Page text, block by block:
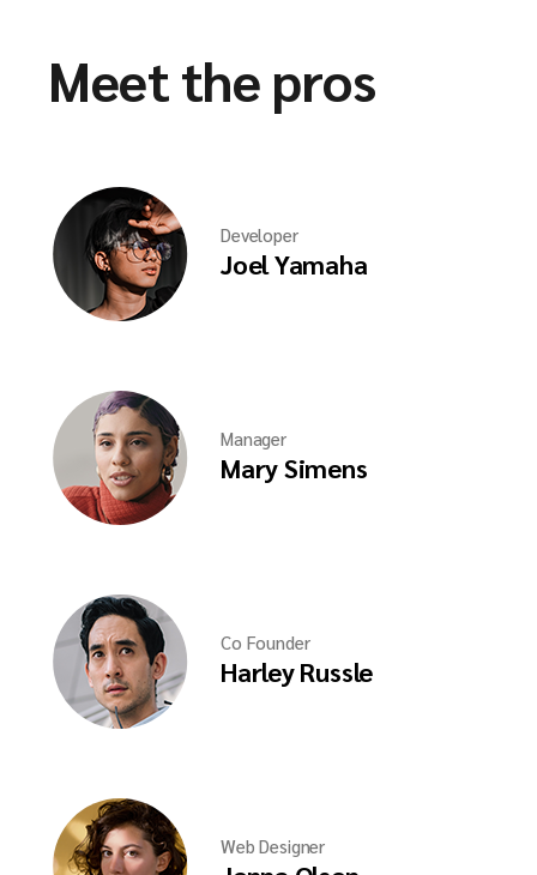
Meet the pros
Developer
Joel Yamaha
Manager
Mary Simens
Co Founder
Harley Russle
Web Designer